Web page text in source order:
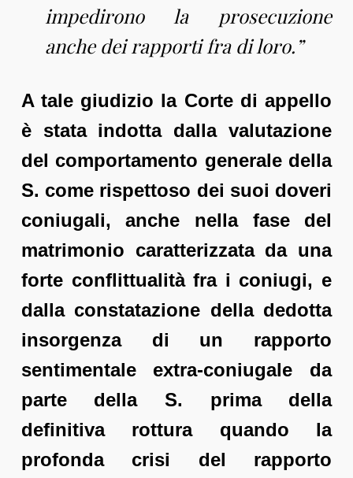
impedirono la prosecuzione
anche dei rapporti fra di loro.”
A tale giudizio la Corte di appello
è stata indotta dalla valutazione
del comportamento generale della
S. come rispettoso dei suoi doveri
coniugali, anche nella fase del
matrimonio caratterizzata da una
forte conflittualità fra i coniugi, e
dalla constatazione della dedotta
insorgenza di un rapporto
sentimentale extra-coniugale da
parte della S. prima della
definitiva rottura quando la
profonda crisi del rapporto